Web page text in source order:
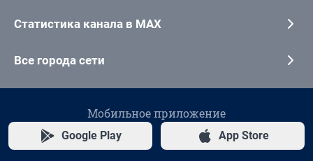
Статистика канала в MAX
Все города сети
Мобильное приложение
Google Play App Store